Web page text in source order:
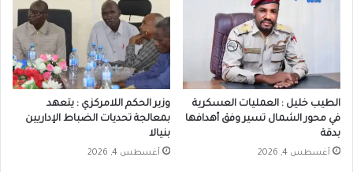
الطيب خليل : العمليات العسكرية
في محور الشمال تسير وفق أهدافها
بدقة
أغسطس 4, 2026
وزير الحكم اللامركزي : يتعهد
بمعالجة تحديات الضباط الإداريين
بنيالا
أغسطس 4, 2026